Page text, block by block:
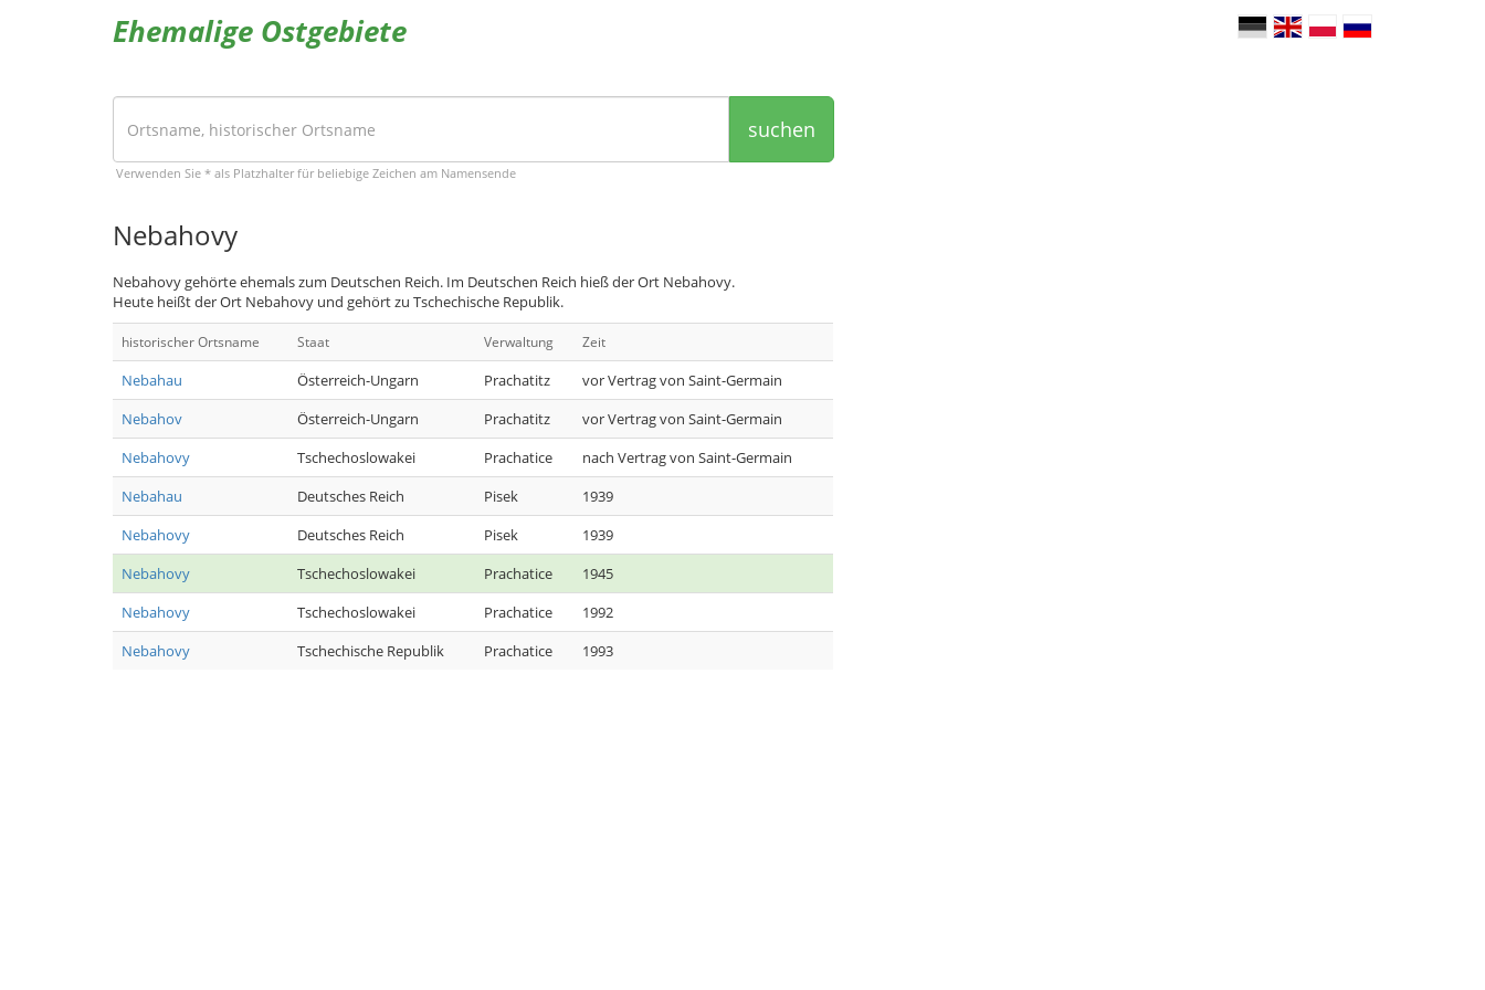
Ehemalige Ostgebiete
suchen
Verwenden Sie * als Platzhalter für beliebige Zeichen am Namensende
Nebahovy
Nebahovy gehörte ehemals zum Deutschen Reich. Im Deutschen Reich hieß der Ort Nebahovy.
Heute heißt der Ort Nebahovy und gehört zu Tschechische Republik.
historischer Ortsname Staat Verwaltung Zeit
Nebahau Österreich-Ungarn Prachatitz
vor Vertrag von Saint-Germain
Nebahov
Österreich-Ungarn Prachatitz
vor Vertrag von Saint-Germain
Nebahovy
Tschechoslowakei Prachatice
nach Vertrag von Saint-Germain
Nebahau
Deutsches Reich Pisek
1939
Nebahovy
Deutsches Reich Pisek
1939
Nebahovy
Tschechoslowakei Prachatice
1945
Nebahovy
Tschechoslowakei Prachatice
1992
Nebahovy
Tschechische Republik Prachatice 1993